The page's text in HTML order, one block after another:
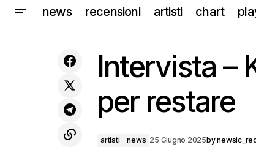
news recensioni artisti chart
femminile. Guarda il video con
JESSICA ALBA
Intervista –
per restare
artisti news 25 Giugno 2025by